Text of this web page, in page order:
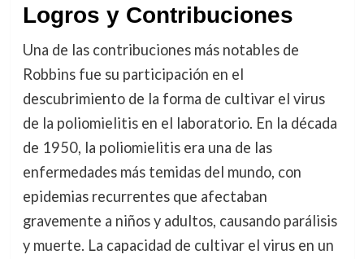
Logros y Contribuciones
Una de las contribuciones más notables de
Robbins fue su participación en el
descubrimiento de la forma de cultivar el virus
de la poliomielitis en el laboratorio. En la década
de 1950, la poliomielitis era una de las
enfermedades más temidas del mundo, con
epidemias recurrentes que afectaban
gravemente a niños y adultos, causando parálisis
y muerte. La capacidad de cultivar el virus en un